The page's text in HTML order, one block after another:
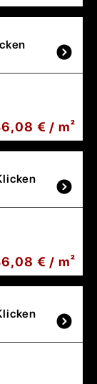
€ / m²
€ / m²